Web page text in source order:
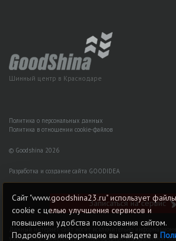
Шинный центр в Краснодаре
Политика о персональных данных
Политика в отношении cookie-файлов
© Goodshina 2026
Разработка и создание сайта GOODIDEA
Записаться на сервис
Данный интернет-сайт носит исключительно
условиях не является публичной офертой, определяемой
Сайт "www.goodshina23.ru" использует файлы
cookie с целью улучшения сервисов и
повышения удобства пользования сайтом.
Подробную информацию вы найдете в